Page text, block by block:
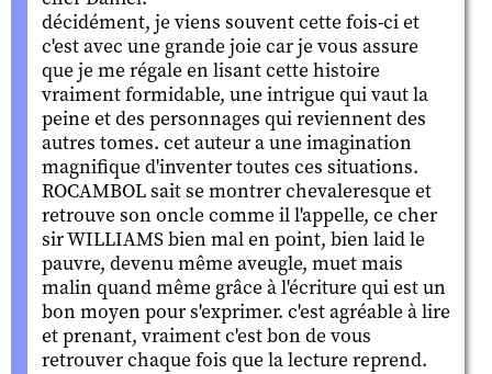
décidément, je viens souvent cette fois-ci et
c'est avec une grande joie car je vous assure
que je me régale en lisant cette histoire
vraiment formidable, une intrigue qui vaut la
peine et des personnages qui reviennent des
autres tomes. cet auteur a une imagination
magnifique d'inventer toutes ces situations.
ROCAMBOL sait se montrer chevaleresque et
retrouve son oncle comme il l'appelle, ce cher
sir WILLIAMS bien mal en point, bien laid le
pauvre, devenu même aveugle, muet mais
malin quand même grâce à l'écriture qui est un
bon moyen pour s'exprimer. c'est agréable à lire
et prenant, vraiment c'est bon de vous
retrouver chaque fois que la lecture reprend.